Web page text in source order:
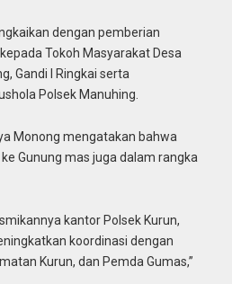
dengan pemberian
Tokoh Masyarakat Desa
Gandi I Ringkai serta
Polsek Manuhing.
Monong mengatakan bahwa
Gunung mas juga dalam rangka
kantor Polsek Kurun,
koordinasi dengan
Kurun, dan Pemda Gumas,”